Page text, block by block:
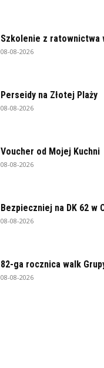
Szkolenie z ratownictwa
08-08-2026
Perseidy na Złotej Plaży
08-08-2026
Voucher od Mojej Kuchni
08-08-2026
Bezpieczniej na DK 62 w
08-08-2026
82-ga rocznica walk
08-08-2026